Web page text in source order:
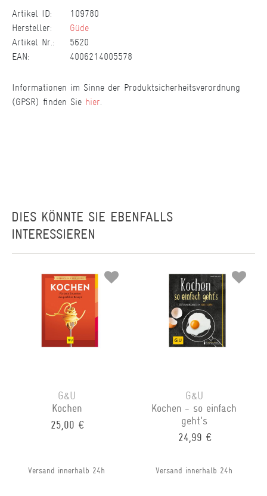
Artikel ID:
109780
Hersteller:
Güde
Artikel Nr.:
5620
EAN:
4006214005578
Informationen im Sinne der Produktsicherheitsverordnung
(GPSR) finden Sie hier.
DIES KÖNNTE SIE EBENFALLS
INTERESSIEREN
G&U
Kochen
25,00 €
Versand innerhalb 24h
G&U
Kochen - so einfach
geht's
24,99 €
Versand innerhalb 24h